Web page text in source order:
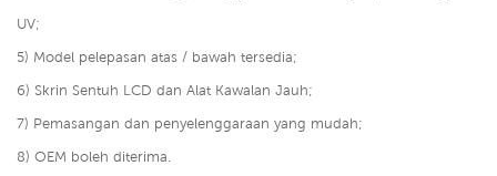
UV;
5) Model pelepasan atas / bawah tersedia;
6) Skrin Sentuh LCD dan Alat Kawalan Jauh;
7) Pemasangan dan penyelenggaraan yang mudah;
8) OEM boleh diterima.